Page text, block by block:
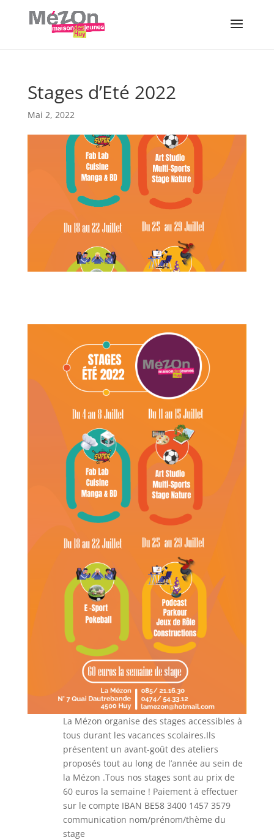
Stages d’Eté 2022
Mai 2, 2022
La Mézon organise des stages accessibles à
tous durant les vacances scolaires.Ils
présentent un avant-goût des ateliers
proposés tout au long de l’année au sein de
la Mézon .Tous nos stages sont au prix de
60 euros la semaine ! Paiement à effectuer
sur le compte IBAN BE58 3400 1457 3579
communication nom/prénom/thème du
stage